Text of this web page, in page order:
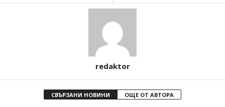
redaktor
СВЪРЗАНИ НОВИНИ ОЩЕ ОТ АВТОРА